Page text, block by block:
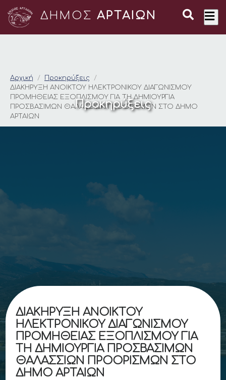
ΔΗΜΟΣ ΑΡΤΑΙΩΝ
ΔΙΑΚΗΡΥΞΗ
Αρχική
Προκηρύξεις
ΔΙΑΚΗΡΥΞΗ ΑΝΟΙΚΤΟΥ ΗΛΕΚΤΡΟΝΙΚΟΥ ΔΙΑΓΩΝΙΣΜΟΥ
ΠΡΟΜΗΘΕΙΑΣ ΕΞΟΠΛΙΣΜΟΥ ΓΙΑ ΤΗ ΔΗΜΙΟΥΡΓΙΑ
ΠΡΟΣΒΑΣΙΜΩΝ ΘΑΛΑΣΣΙΩΝ ΠΡΟΟΡΙΣΜΩΝ ΣΤΟ ΔΗΜΟ
ΑΡΤΑΙΩΝ
Προκηρύξεις
ΔΙΑΚΗΡΥΞΗ ΑΝΟΙΚΤΟΥ
ΗΛΕΚΤΡΟΝΙΚΟΥ ΔΙΑΓΩΝΙΣΜΟΥ
ΠΡΟΜΗΘΕΙΑΣ ΕΞΟΠΛΙΣΜΟΥ ΓΙΑ
ΤΗ ΔΗΜΙΟΥΡΓΙΑ ΠΡΟΣΒΑΣΙΜΩΝ
ΘΑΛΑΣΣΙΩΝ ΠΡΟΟΡΙΣΜΩΝ ΣΤΟ
ΔΗΜΟ ΑΡΤΑΙΩΝ